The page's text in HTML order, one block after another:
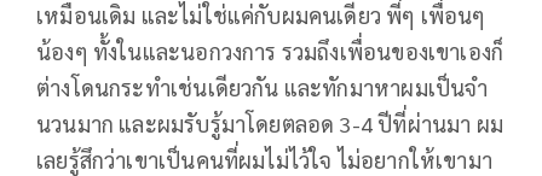
เหมือนเดิม และไม่ใช่แค่กับผมคนเดียว พี่ๆ เพื่อนๆ
น้องๆ ทั้งในและนอกวงการ รวมถึงเพื่อนของเขาเองก็
ต่างโดนกระทําเช่นเดียวกัน และทักมาหาผมเป็นจํา
นวนมาก และผมรับรู้มาโดยตลอด 3-4 ปีที่ผ่านมา ผม
เลยรู้สึกว่าเขาเป็นคนที่ผมไม่ไว้ใจ ไม่อยากให้เขามา